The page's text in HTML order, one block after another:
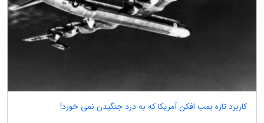
کاربرد تازه بمب افکن آمریکا که به درد جنگیدن نمی خورد!